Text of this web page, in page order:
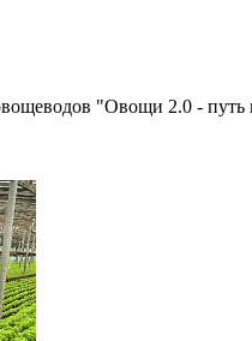
"Овощи 2.0 - путь